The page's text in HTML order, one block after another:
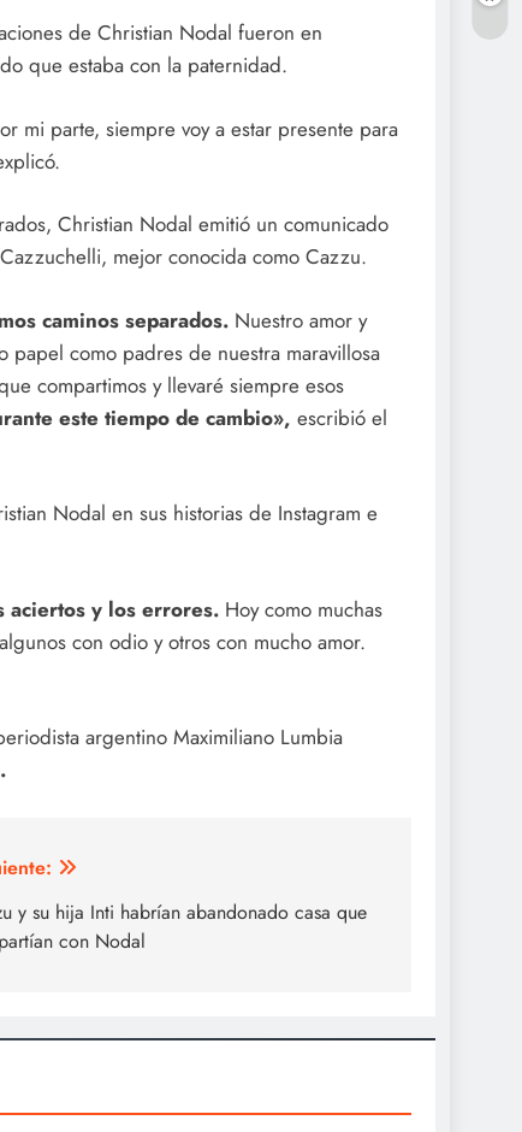
de Christian Nodal fueron en
que estaba con la paternidad.
mi parte, siempre voy a estar presente para
Christian Nodal emitió un comunicado
mejor conocida como Cazzu.
caminos separados. Nuestro amor y
papel como padres de nuestra maravillosa
compartimos y llevaré siempre esos
este tiempo de cambio», escribió el
Nodal en sus historias de Instagram e
aciertos y los errores. Hoy como muchas
con odio y otros con mucho amor.
argentino Maximiliano Lumbia
y su hija Inti habrían abandonado casa que
con Nodal